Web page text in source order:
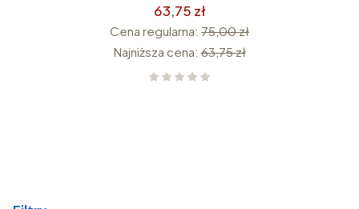
63,75 zł
Cena regularna: 75,00 zł
Najniższa cena: 63,75 zł